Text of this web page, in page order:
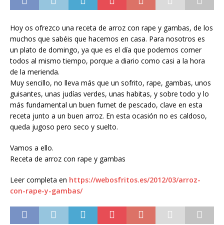
Hoy os ofrezco una receta de arroz con rape y gambas, de los
muchos que sabéis que hacemos en casa. Para nosotros es
un plato de domingo, ya que es el día que podemos comer
todos al mismo tiempo, porque a diario como casi a la hora
de la merienda.
Muy sencillo, no lleva más que un sofrito, rape, gambas, unos
guisantes, unas judías verdes, unas habitas, y sobre todo y lo
más fundamental un buen fumet de pescado, clave en esta
receta junto a un buen arroz. En esta ocasión no es caldoso,
queda jugoso pero seco y suelto.
Vamos a ello.
Receta de arroz con rape y gambas
Leer completa en https://webosfritos.es/2012/03/arroz-
con-rape-y-gambas/